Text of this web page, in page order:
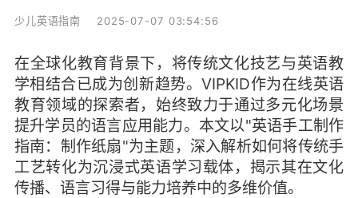
少儿英语指南 2025-07-07 03:54:56
在全球化教育背景下，将传统文化技艺与英语教
学相结合已成为创新趋势。VIPKID作为在线英语
教育领域的探索者，始终致力于通过多元化场景
提升学员的语言应用能力。本文以"英语手工制作
指南：制作纸扇"为主题，深入解析如何将传统手
工艺转化为沉浸式英语学习载体，揭示其在文化
传播、语言习得与能力培养中的多维价值。